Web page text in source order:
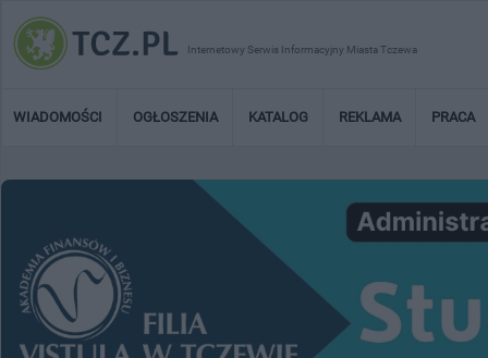
Internetowy Serwis Informacyjny Miasta Tczewa
WIADOMOŚCI OGŁOSZENIA KATALOG REKLAMA PRACA